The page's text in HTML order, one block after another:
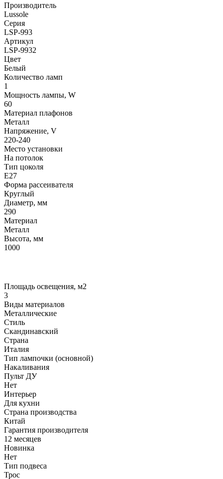
Производитель
Lussole
Серия
LSP-993
Артикул
LSP-9932
Цвет
Белый
Количество ламп
1
Мощность лампы, W
60
Материал плафонов
Металл
Напряжение, V
220-240
Место установки
На потолок
Тип цоколя
E27
Форма рассеивателя
Круглый
Диаметр, мм
290
Материал
Металл
Высота, мм
1000
Площадь освещения, м2
3
Виды материалов
Металлические
Стиль
Скандинавский
Страна
Италия
Тип лампочки (основной)
Накаливания
Пульт ДУ
Нет
Интерьер
Для кухни
Страна производства
Китай
Гарантия производителя
12 месяцев
Новинка
Нет
Тип подвеса
Трос